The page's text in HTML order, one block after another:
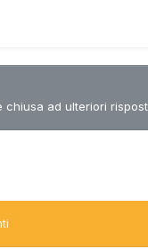
chiusa ad ulteriori